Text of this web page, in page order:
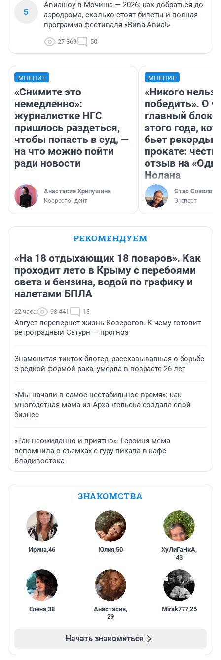
5
Авиашоу в Мочище — 2026: как добраться до
аэродрома, сколько стоят билеты и полная
программа фестиваля «Вива Авиа!»
27 369 50
МНЕНИЕ
«Снимите это
немедленно»:
журналистке НГС
пришлось раздеться,
чтобы попасть в суд, —
на что можно пойти
ради новости
Анастасия Хрипушина
Корреспондент
МНЕНИЕ
«Никого нельзя
победить». О
главный
этого года,
бьет рекорды в
прокате:
отзыв на
Нолана
Стас Соколов
Эксперт
РЕКОМЕНДУЕМ
«На 18 отдыхающих 18 поваров». Как
проходит лето в Крыму с перебоями
света и бензина, водой по графику и
налетами БПЛА
22 часа 93 441 13
Август перевернет жизнь Козерогов. К чему готовит
ретроградный Сатурн — прогноз
Знаменитая тикток-блогер, рассказывавшая о борьбе
с редкой формой рака, умерла в возрасте 26 лет
«Мы начали в самое нестабильное время»: как
многодетная мама из Архангельска создала свой
бизнес
«Так неожиданно и приятно». Героиня мема
вспомнила о съемках с гуру пикапа в кафе
Владивостока
ЗНАКОМСТВА
Ирина,46 Юлия,50 ХуЛиГаНкА,
43
Елена,38 Анастасия,
29
Mirak777,25
Начать знакомиться